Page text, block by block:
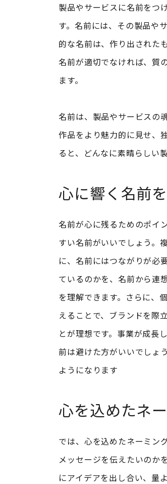
製品やサービスに名前をつ
す。名前には、その製品や
的な名前は、作り出された
名前が適切でなければ、質
ます。
名前は、製品やサービスの
作品をより魅力的に見せ、
ると、どんなに素晴らしい
心に響く名前
名前が心に残るためのポイ
すい名前がいいでしょう。
に、名前にはつながりが必
ているのかを、名前から連
を理解できます。さらに、
えることで、ブランドを際
とが理想です。事業が成長
前は避けた方がいいでしょ
ようになります
心を込めたネ
では、心を込めたネーミン
メッセージを伝えたいのか
にアイデアを出し合い、量